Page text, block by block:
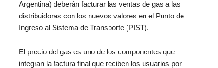
Argentina) deberán facturar las ventas de gas a las
distribuidoras con los nuevos valores en el Punto de
Ingreso al Sistema de Transporte (PIST).
El precio del gas es uno de los componentes que
integran la factura final que reciben los usuarios por